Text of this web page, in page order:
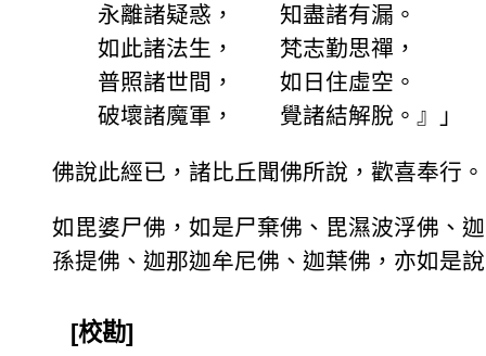
永離諸疑惑， 知盡諸有漏。
如此諸法生， 梵志勤思禪，
普照諸世間， 如日住虛空。
破壞諸魔軍， 覺諸結解脫。』」
佛說此經已，諸比丘聞佛所說，歡喜奉行。
如毘婆尸佛，如是尸棄佛、毘濕波浮佛、
孫提佛、迦那迦牟尼佛、迦葉佛，亦如是
[校勘]